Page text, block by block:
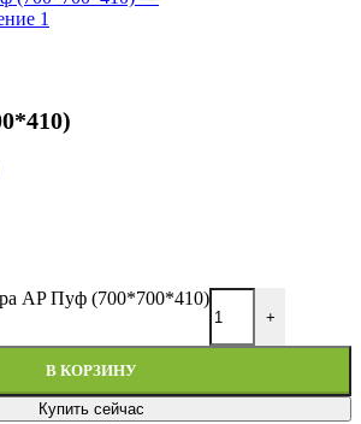
AP Пуф (700*700*410)
+
В КОРЗИНУ
Купить сейчас